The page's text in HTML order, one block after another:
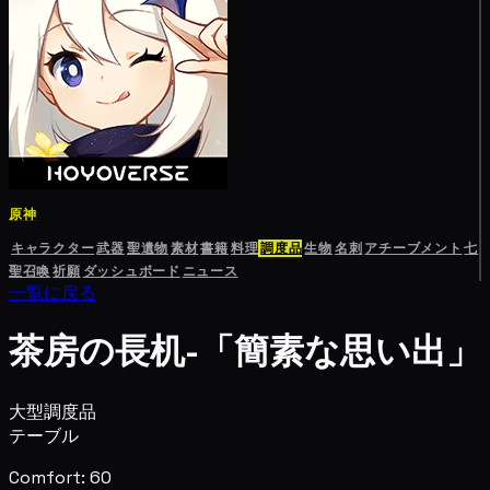
原神
キャラクター武器聖遺物素材書籍料理調度品生物名刺 アチーブメント 七
聖召喚祈願 ダッシュボード ニュース
一覧に戻る
茶房の長机-「簡素な思い出」
大型調度品
テーブル
Comfort: 60